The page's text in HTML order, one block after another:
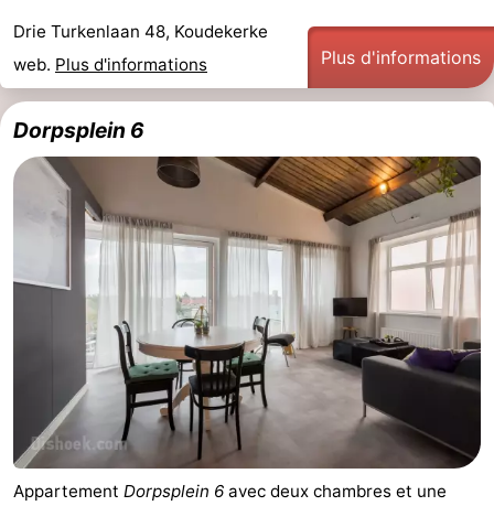
Drie Turkenlaan 48, Koudekerke
web. Plus d'informations Plus d'informations
Dorpsplein 6
Appartement Dorpsplein 6 avec deux chambres et une